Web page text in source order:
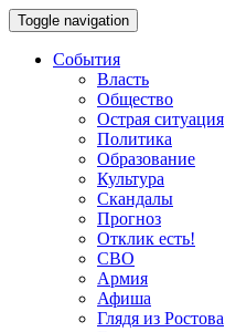
Toggle navigation
События
Власть
Общество
Острая ситуация
Политика
Образование
Культура
Скандалы
Прогноз
Отклик есть!
СВО
Армия
Афиша
Глядя из Ростова